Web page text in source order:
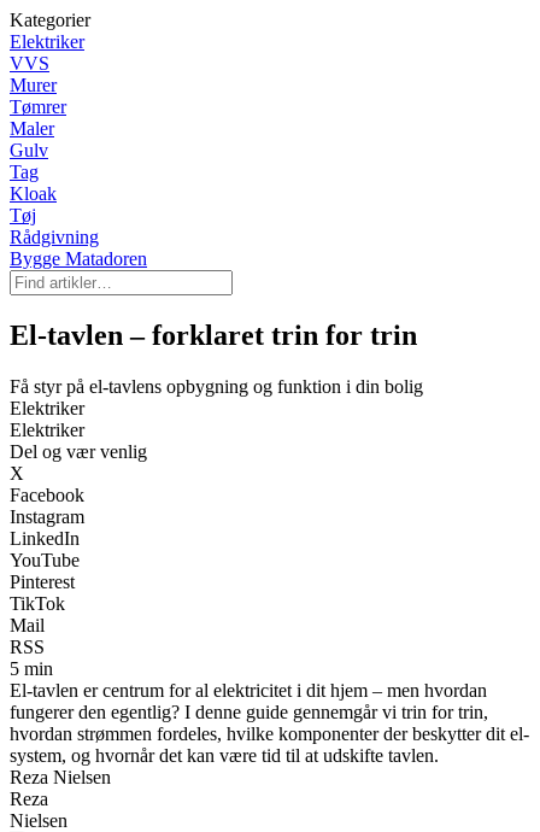
Kategorier
Elektriker
VVS
Murer
Tømrer
Maler
Gulv
Tag
Kloak
Tøj
Rådgivning
Bygge Matadoren
El-tavlen – forklaret trin for trin
Få styr på el-tavlens opbygning og funktion i din bolig
Elektriker
Elektriker
Del og vær venlig
X
Facebook
Instagram
LinkedIn
YouTube
Pinterest
TikTok
Mail
RSS
5 min
El-tavlen er centrum for al elektricitet i dit hjem – men hvordan
fungerer den egentlig? I denne guide gennemgår vi trin for trin,
hvordan strømmen fordeles, hvilke komponenter der beskytter dit el-
system, og hvornår det kan være tid til at udskifte tavlen.
Reza Nielsen
Reza
Nielsen